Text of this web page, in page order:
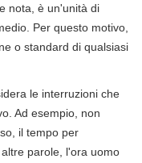
nota, è un'unità di
Per questo motivo,
o standard di qualsiasi
le interruzioni che
Ad esempio, non
il tempo per
parole, l'ora uomo